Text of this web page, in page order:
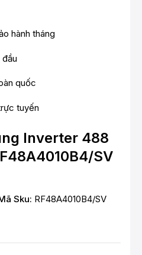
hành tháng
đầu
quốc
tuyến
Inverter 488
SV
Sku: RF48A4010B4/SV